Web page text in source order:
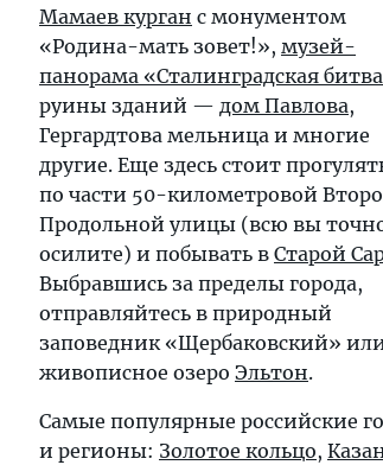
Мамаев курган с монументом
«Родина-мать зовет!», музей-
панорама «Сталинградская
руины зданий — дом Павлова,
Гергардтова мельница и многие
другие. Еще здесь стоит
по части 50-километровой
Продольной улицы (всю вы
осилите) и побывать в Старой
Выбравшись за пределы города,
отправляйтесь в природный
заповедник «Щербаковский»
живописное озеро Эльтон.
Самые популярные российские
и регионы: Золотое кольцо,